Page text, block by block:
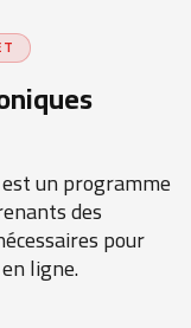
un programme
des
pour
ligne.